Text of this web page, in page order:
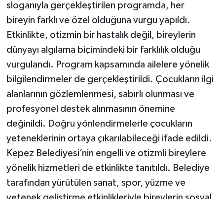
sloganıyla gerçekleştirilen programda, her
bireyin farklı ve özel olduğuna vurgu yapıldı.
Etkinlikte, otizmin bir hastalık değil, bireylerin
dünyayı algılama biçimindeki bir farklılık olduğu
vurgulandı. Program kapsamında ailelere yönelik
bilgilendirmeler de gerçekleştirildi. Çocukların ilgi
alanlarının gözlemlenmesi, sabırlı olunması ve
profesyonel destek alınmasının önemine
değinildi. Doğru yönlendirmelerle çocukların
yeteneklerinin ortaya çıkarılabileceği ifade edildi.
Kepez Belediyesi’nin engelli ve otizmli bireylere
yönelik hizmetleri de etkinlikte tanıtıldı. Belediye
tarafından yürütülen sanat, spor, yüzme ve